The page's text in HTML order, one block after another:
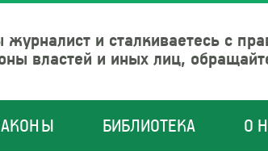
журналист и сталкиваетесь с
властей и иных лиц,
БИБЛИОТЕКА О